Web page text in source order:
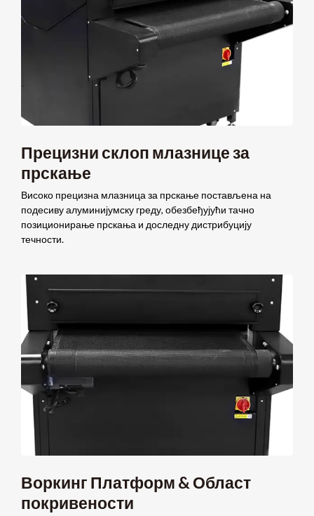
Прецизни склоп млазнице за
прскање
Високо прецизна млазница за прскање постављена на
подесиву алуминијумску греду, обезбеђујући тачно
позиционирање прскања и доследну дистрибуцију
течности.
Воркинг Платформ & Област
покривености